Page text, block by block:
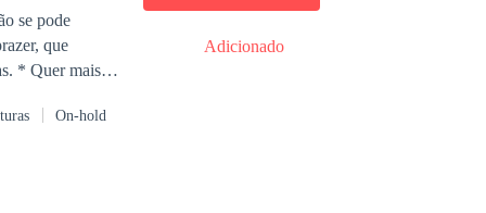
se pode
que
On-hold
Adicionado